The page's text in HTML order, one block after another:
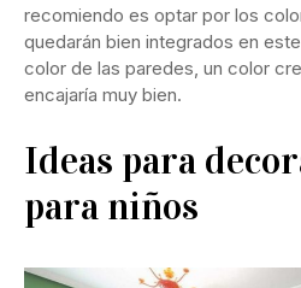
recomiendo es optar por los
quedarán bien integrados en
color de las paredes, un color
encajaría muy bien.
Ideas para
para niños